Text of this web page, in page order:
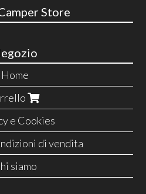
Store
Home
e Cookies
di vendita
siamo